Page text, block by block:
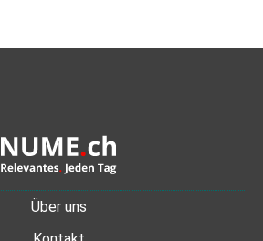
Über uns